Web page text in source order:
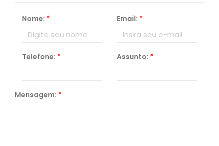
Nome: * Email: *
Telefone: * Assunto: *
Mensagem: *